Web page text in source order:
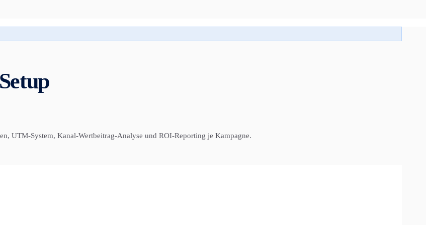
UTM-System, Kanal-Wertbeitrag-Analyse und ROI-Reporting je Kampagne.